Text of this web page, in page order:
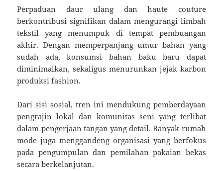
Perpaduan daur ulang dan haute couture
berkontribusi signifikan dalam mengurangi limbah
tekstil yang menumpuk di tempat pembuangan
akhir. Dengan memperpanjang umur bahan yang
sudah ada, konsumsi bahan baku baru dapat
diminimalkan, sekaligus menurunkan jejak karbon
produksi fashion.
Dari sisi sosial, tren ini mendukung pemberdayaan
pengrajin lokal dan komunitas seni yang terlibat
dalam pengerjaan tangan yang detail. Banyak rumah
mode juga menggandeng organisasi yang berfokus
pada pengumpulan dan pemilahan pakaian bekas
secara berkelanjutan.